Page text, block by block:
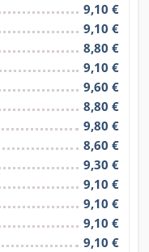
9,10 €
9,10 €
8,80 €
9,10 €
9,60 €
8,80 €
9,80 €
8,60 €
9,30 €
9,10 €
9,10 €
9,10 €
9,10 €